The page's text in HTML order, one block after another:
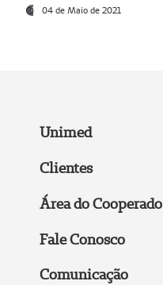
04 de Maio de 2021
Unimed
Clientes
Área do Cooperado
Fale Conosco
Comunicação